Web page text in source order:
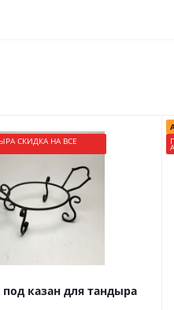
СКИДКА НА ВСЕ
под казан для тандыра